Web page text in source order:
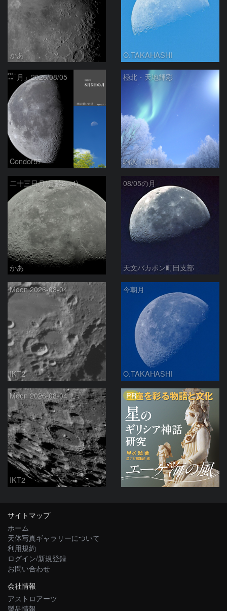
かあ O.TAKAHASHI
「月」2026/08/05
Condor57
極北・天地輝彩
駒沢 満晴
二十三日月(月齢21.4)
かあ
08/05の月
天文バカボン町田支部
Moon 2026-08-04
IKT2
今朝月
O.TAKAHASHI
Moon 2026-08-04
IKT2
PR
サイトマップ
ホーム
天体写真ギャラリーについて
利用規約
ログイン/新規登録
お問い合わせ
会社情報
アストロアーツ
製品情報